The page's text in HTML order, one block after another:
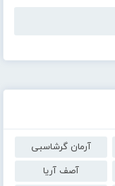
آرمان گرشاسبی
آصف آریا